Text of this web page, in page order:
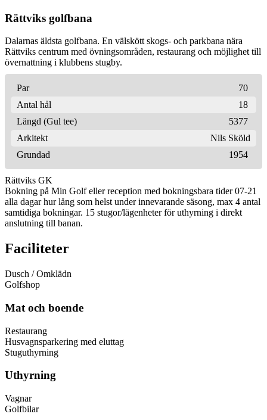
Rättviks golfbana
Dalarnas äldsta golfbana. En välskött skogs- och parkbana nära
Rättviks centrum med övningsområden, restaurang och möjlighet till
övernattning i klubbens stugby.
Par
70
Antal hål
18
Längd (Gul tee)
5377
Arkitekt
Nils Sköld
Grundad
1954
Rättviks GK
Bokning på Min Golf eller reception med bokningsbara tider 07-21
alla dagar hur lång som helst under innevarande säsong, max 4 antal
samtidiga bokningar. 15 stugor/lägenheter för uthyrning i direkt
anslutning till banan.
Faciliteter
Dusch / Omklädn
Golfshop
Mat och boende
Restaurang
Husvagnsparkering med eluttag
Stuguthyrning
Uthyrning
Vagnar
Golfbilar